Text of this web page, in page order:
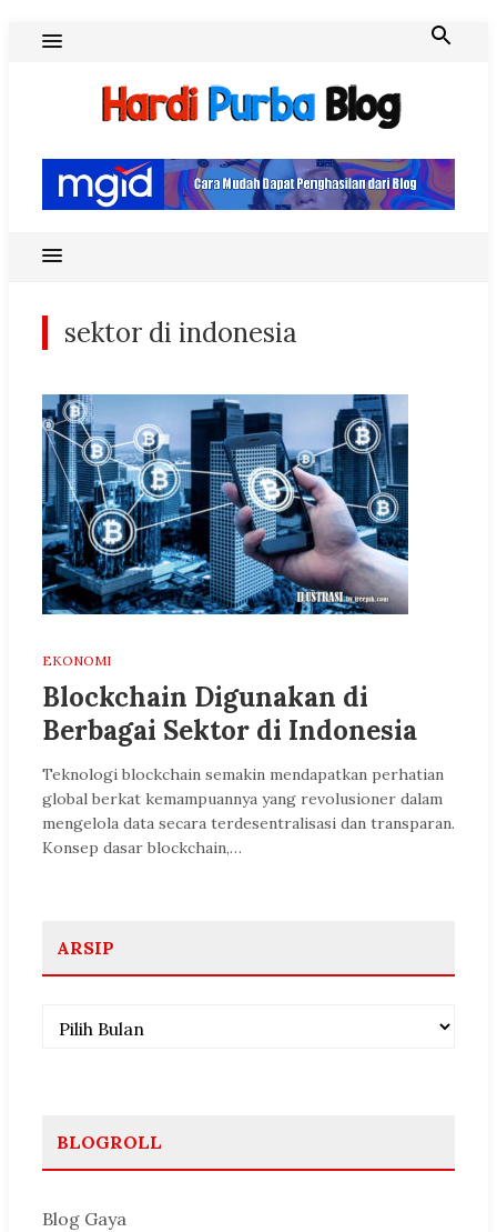
sektor di indonesia
EKONOMI
Blockchain Digunakan di
Berbagai Sektor di Indonesia
Teknologi blockchain semakin mendapatkan perhatian
global berkat kemampuannya yang revolusioner dalam
mengelola data secara terdesentralisasi dan transparan.
Konsep dasar blockchain,…
ARSIP
Arsip
BLOGROLL
Blog Gaya